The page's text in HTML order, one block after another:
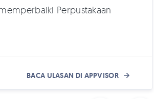
Perpustakaan
BACA ULASAN DI APPVISOR